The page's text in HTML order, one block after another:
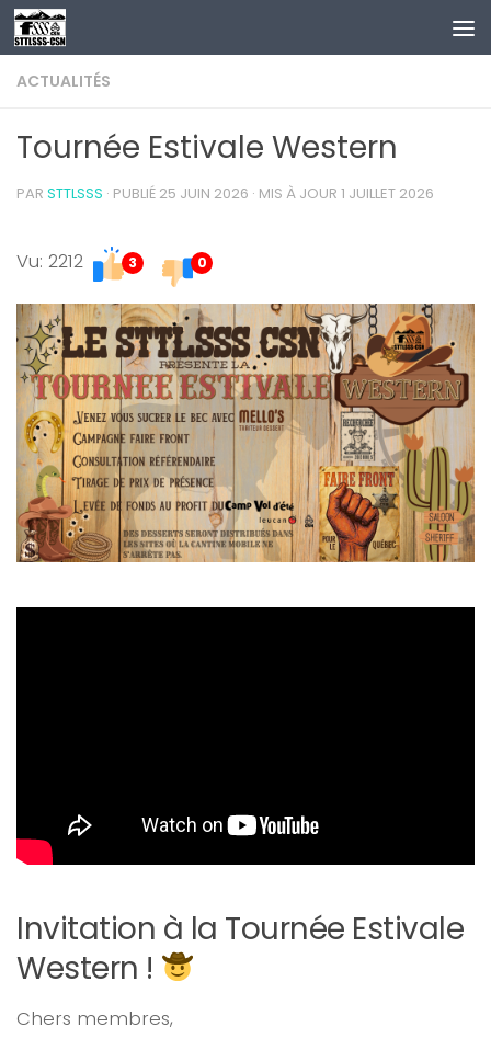
Au dessous du contenu
ACTUALITÉS
Tournée Estivale Western
PAR STTLSSS · PUBLIÉ 25 JUIN 2026 · MIS À JOUR 1 JUILLET 2026
Vu: 2212 3 0
Invitation à la Tournée Estivale
Western !
Chers membres,